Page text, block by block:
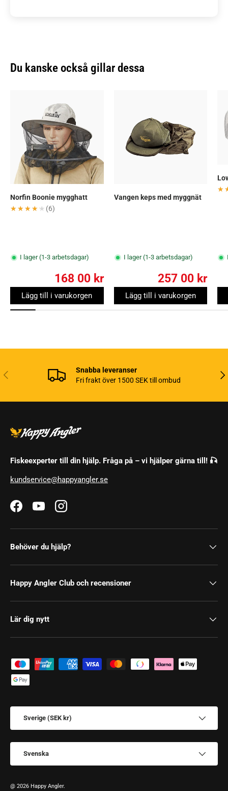
Du kanske också gillar dessa
Norfin Boonie mygghatt
★★★★★
★★★★★ (6)
I lager (1-3 arbetsdagar)
168 00 kr
Lägg till i varukorgen
Vangen keps med myggnät
I lager (1-3 arbetsdagar)
257 00 kr
Lägg till i varukorgen
Tidigare
Snabba leveranser
Fri frakt över 1500 SEK till ombud
Fiskeexperter till din hjälp. Fråga på – vi hjälper gärna till! 🎣
kundservice@happyangler.se
FacebookYouTubeInstagram
Behöver du hjälp?
Happy Angler Club och recensioner
Lär dig nytt
Betalningssätt
Sverige (SEK kr)
Svenska
@ 2026 Happy Angler.